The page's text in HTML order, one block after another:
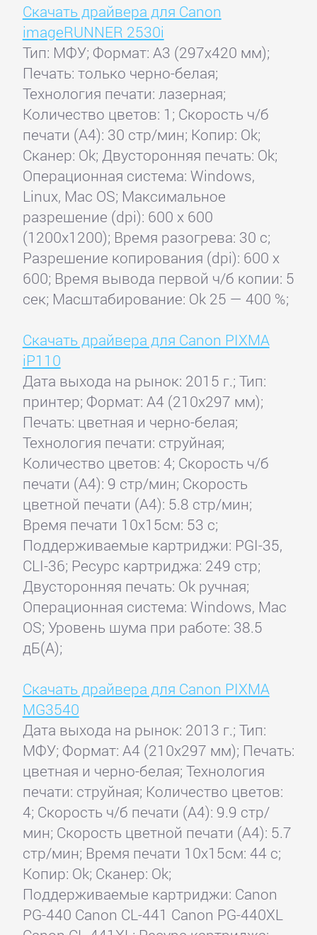
Скачать драйвера для Canon
imageRUNNER 2530i
Тип: МФУ; Формат: A3 (297x420 мм);
Печать: только черно-белая;
Технология печати: лазерная;
Количество цветов: 1; Скорость ч/б
печати (А4): 30 стр/мин; Копир: Ok;
Сканер: Ok; Двусторонняя печать: Ok;
Операционная система: Windows,
Linux, Mac OS; Максимальное
разрешение (dpi): 600 x 600
(1200x1200); Время разогрева: 30 с;
Разрешение копирования (dpi): 600 x
600; Время вывода первой ч/б копии: 5
сек; Масштабирование: Ok 25 — 400 %;
Скачать драйвера для Canon PIXMA
iP110
Дата выхода на рынок: 2015 г.; Тип:
принтер; Формат: A4 (210x297 мм);
Печать: цветная и черно-белая;
Технология печати: струйная;
Количество цветов: 4; Скорость ч/б
печати (А4): 9 стр/мин; Скорость
цветной печати (А4): 5.8 стр/мин;
Время печати 10x15см: 53 с;
Поддерживаемые картриджи: PGI-35,
CLI-36; Ресурс картриджа: 249 стр;
Двусторонняя печать: Ok ручная;
Операционная система: Windows, Mac
OS; Уровень шума при работе: 38.5
дБ(А);
Скачать драйвера для Canon PIXMA
MG3540
Дата выхода на рынок: 2013 г.; Тип:
МФУ; Формат: A4 (210x297 мм); Печать:
цветная и черно-белая; Технология
печати: струйная; Количество цветов:
4; Скорость ч/б печати (А4): 9.9 стр/
мин; Скорость цветной печати (А4): 5.7
стр/мин; Время печати 10x15см: 44 с;
Копир: Ok; Сканер: Ok;
Поддерживаемые картриджи: Canon
PG-440 Canon CL-441 Canon PG-440XL